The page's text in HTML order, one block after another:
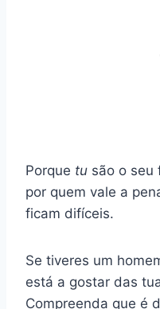
Porque tu são o seu
por quem vale a
ficam difíceis.
Se tiveres um
está a gostar das
Compreenda que é